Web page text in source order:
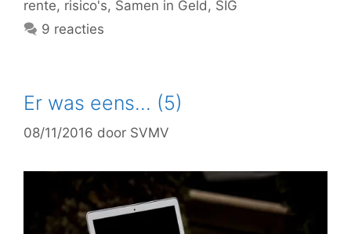
rente, risico's, Samen in Geld , SIG
9 reacties
Er was eens… (5)
08/11/2016 door SVMV